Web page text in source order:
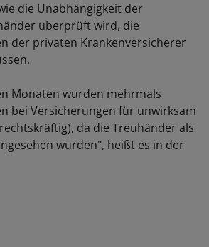
die Unabhängigkeit der
überprüft wird, die
der privaten Krankenversicherer
Monaten wurden mehrmals
bei Versicherungen für unwirksam
da die Treuhänder als
wurden", heißt es in der